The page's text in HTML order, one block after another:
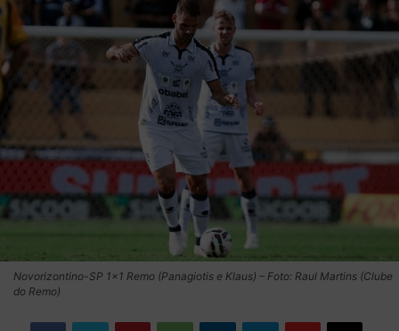
Novorizontino-SP 1×1 Remo (Panagiotis e Klaus) – Foto: Raul Martins (Clube
do Remo)